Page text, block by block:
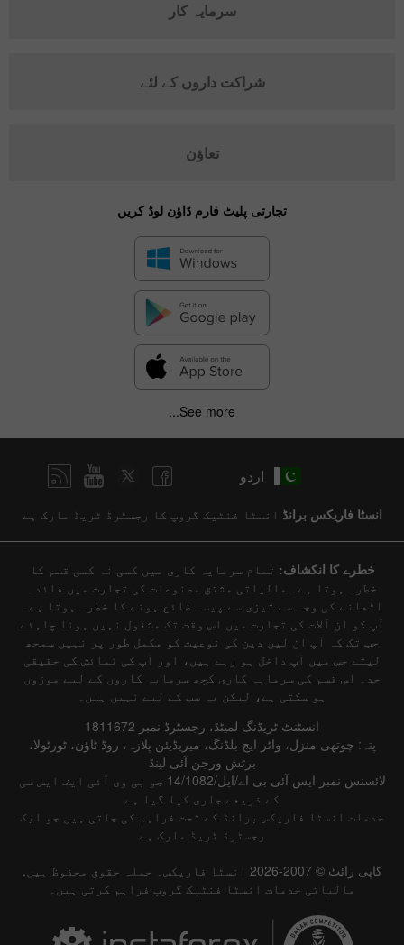
سرمایہ کار
شراکت داروں کے لئے
تعاؤن
تجارتی پلیٹ فارم ڈاؤن لوڈ کریں
See more...
اردو
انسٹا فاریکس برانڈ انسٹا فنٹیک گروپ کا رجسٹرڈ ٹریڈ مارک ہے
خطرے کا انکشاف: تمام سرمایہ کاری میں کسی نہ کسی قسم کا
خطرہ ہوتا ہے۔ مالیاتی مشتق مصنوعات کی تجارت میں فائدہ
اٹھانے کی وجہ سے تیزی سے پیسہ ضائع ہونے کا خطرہ ہوتا ہے۔
آپ کو ان آلات کی تجارت میں اس وقت تک مشغول نہیں ہونا چاہئے
جب تک کہ آپ ان لین دین کی نوعیت کو مکمل طور پر نہیں سمجھ
لیتے جس میں آپ داخل ہو رہے ہیں، اور آپ کی نمائش کی حقیقی
حد۔ اس قسم کی سرمایہ کاری کچھ سرمایہ کاروں کے لیے موزوں
ہو سکتی ہے، لیکن یہ سب کے لیے نہیں ہیں۔
انسٹنٹ ٹریڈنگ لمیٹڈ، رجسٹرڈ نمبر 1811672
پتہ: چوتھی منزل، واٹر ایج بلڈنگ، میریڈیئن پلازہ، روڈ ٹاؤن، ٹورٹولا،
برٹش ورجن آئی لینڈ
لائسنس نمبر ایس آئی بی اے/ایل/14/1082 جو بی وی آئی ایف ایس سی
کے ذریعے جاری کیا گیا ہے
خدمات انسٹا فاریکس برانڈ کے تحت فراہم کی جاتی ہیں جو ایک
رجسٹرڈ ٹریڈ مارک ہے
کاپی رائٹ © 2007-2026 انسٹا فاریکس۔ جملہ حقوق محفوظ ہیں.
مالیاتی خدمات انسٹا فنٹیک گروپ فراہم کرتی ہیں۔